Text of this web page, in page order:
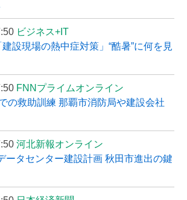
ビジネス+IT
設現場の熱中症対策」“酷暑”に何を見
FNNプライムオンライン
の救助訓練 那覇市消防局や建設会社
河北新報オンライン
ータセンター建設計画 秋田市進出の鍵